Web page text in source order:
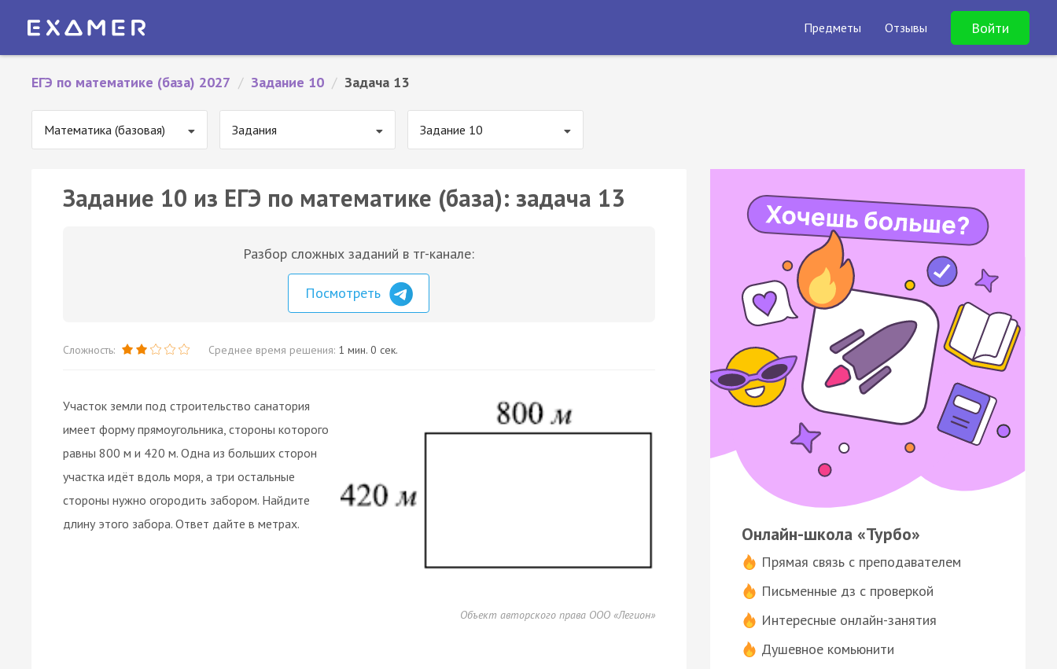
Предметы Отзывы Войти
ЕГЭ по математике (база) 2027 / Задание 10 / Задача 13
Математика (базовая) Задания Задание 10
Задание 10 из ЕГЭ по математике (база): задача 13
Разбор сложных заданий в тг-канале:
Посмотреть
Сложность: Среднее время решения: 1 мин. 0 сек.
Участок земли под строительство санатория
имеет форму прямоугольника, стороны которого
равны 800 м и 420 м. Одна из больших сторон
участка идёт вдоль моря, а три остальные
стороны нужно огородить забором. Найдите
длину этого забора. Ответ дайте в метрах.
Объект авторского права ООО «Легион»
Онлайн-школа «Турбо»
Прямая связь с преподавателем
Письменные дз с проверкой
Интересные онлайн-занятия
Душевное комьюнити